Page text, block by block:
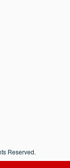
Reserved.